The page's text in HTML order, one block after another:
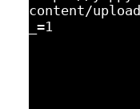
content/
_=1